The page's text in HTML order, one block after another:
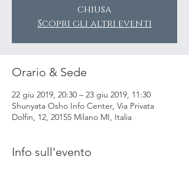
chiusa
Scopri gli altri eventi
Orario & Sede
22 giu 2019, 20:30 – 23 giu 2019, 11:30
Shunyata Osho Info Center, Via Privata
Dolfin, 12, 20155 Milano MI, Italia
Info sull'evento